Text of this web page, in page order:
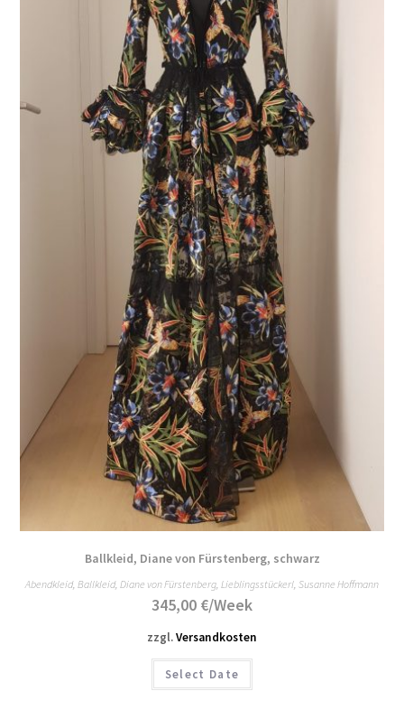
Ballkleid, Diane von Fürstenberg, schwarz
Abendkleid, Ballkleid, Diane von Fürstenberg Lieblingsstückerl Susanne Hoffmann
345,00 €/Week
zzgl.Versandkosten
Select Date